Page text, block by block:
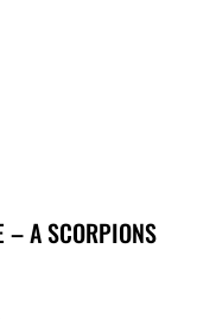
– A SCORPIONS